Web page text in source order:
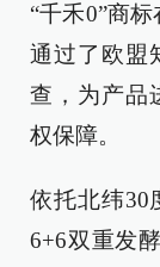
“千禾0”商
通过了欧盟
查，为产品
权保障。
依托北纬30
6+6双重发